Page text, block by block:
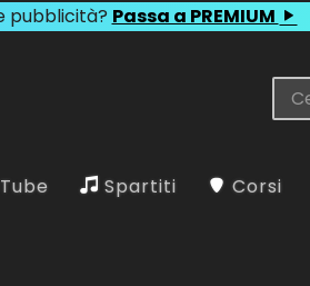
pubblicità? Passa a PREMIUM
Spartiti Corsi